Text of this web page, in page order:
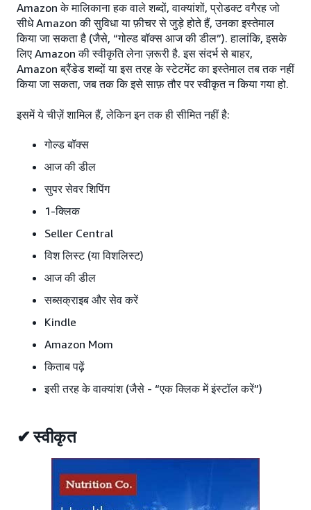
Amazon के मालिकाना हक वाले शब्दों, वाक्यांशों, प्रोडक्ट वगैरह जो
सीधे Amazon की सुविधा या फ़ीचर से जुड़े होते हैं, उनका इस्तेमाल
किया जा सकता है (जैसे, “गोल्ड बॉक्स आज की डील”). हालांकि, इसके
लिए Amazon की स्वीकृति लेना ज़रूरी है. इस संदर्भ से बाहर,
Amazon ब्रैंडेड शब्दों या इस तरह के स्टेटमेंट का इस्तेमाल तब तक नहीं
किया जा सकता, जब तक कि इसे साफ़ तौर पर स्वीकृत न किया गया हो.
इसमें ये चीज़ें शामिल हैं, लेकिन इन तक ही सीमित नहीं है:
गोल्ड बॉक्स
आज की डील
सुपर सेवर शिपिंग
1-क्लिक
Seller Central
विश लिस्ट (या विशलिस्ट)
आज की डील
सब्सक्राइब और सेव करें
Kindle
Amazon Mom
किताब पढ़ें
इसी तरह के वाक्यांश (जैसे - “एक क्लिक में इंस्टॉल करें”)
✔ स्वीकृत